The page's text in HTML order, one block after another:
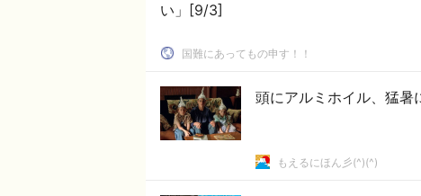
い」[9/3]
国難にあってもの申す！！
頭にアルミホイル、猛暑
もえるにほん彡(^)(^)